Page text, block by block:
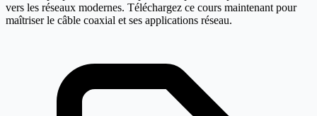
vers les réseaux modernes. Téléchargez ce cours maintenant pour
maîtriser le câble coaxial et ses applications réseau.